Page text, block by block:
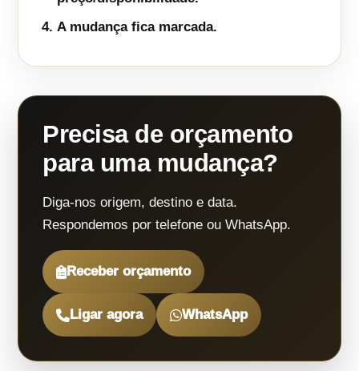
A mudança fica marcada.
Precisa de orçamento
para uma mudança?
Diga-nos origem, destino e data.
Respondemos por telefone ou WhatsApp.
Receber orçamento
Ligar agora WhatsApp